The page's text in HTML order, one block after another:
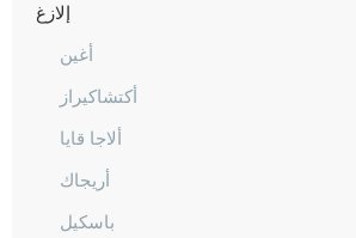
إلازغ
أغين
أكتشاكيراز
ألاجا قايا
أريجاك
باسكيل